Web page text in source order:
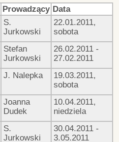
Prowadzący Data
S.
Jurkowski
22.01.2011,
sobota
Stefan
Jurkowski
26.02.2011 -
27.02.2011
J. Nalepka
19.03.2011,
sobota
Joanna
Dudek
10.04.2011,
niedziela
S.
Jurkowski
30.04.2011 -
3.05.2011